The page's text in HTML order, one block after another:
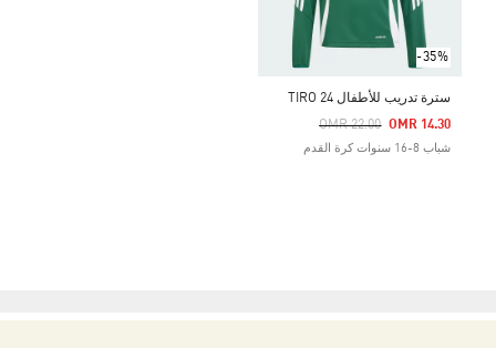
-35%
سترة تدريب للأطفال TIRO 24
Price Reduced From
OMR 22.00
To OMR 14.30
شباب 8-16 سنوات كرة القدم